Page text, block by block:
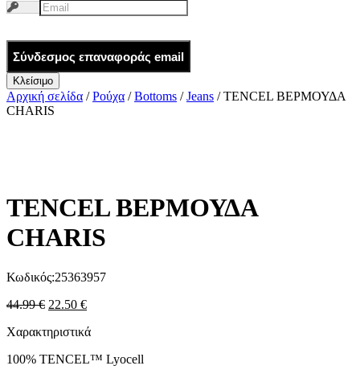
Σύνδεσμος επαναφοράς email
Κλείσιμο
Αρχική σελίδα /Ρούχα /Bottoms /Jeans / TENCEL ΒΕΡΜΟΥΔΑ
CHARIS
TENCEL ΒΕΡΜΟΥΔΑ
CHARIS
Κωδικός:25363957
44.99€ 22.50 €
Χαρακτηριστικά
100% TENCEL™ Lyocell